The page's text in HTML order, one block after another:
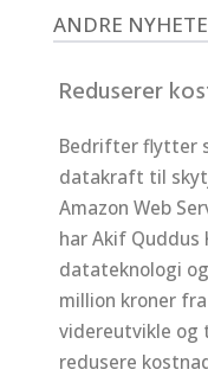
ANDRE
Reduserer
Bedrifter flytter
datakraft til
Amazon Web
har Akif
datateknologi
million kroner
videreutvikle og
redusere